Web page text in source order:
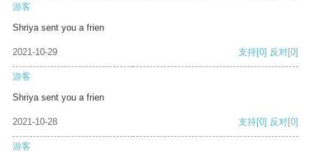
游客
Shriya sent you a frien
2021-10-29 支持[0] 反对[0]
游客
Shriya sent you a frien
2021-10-28 支持[0] 反对[0]
游客